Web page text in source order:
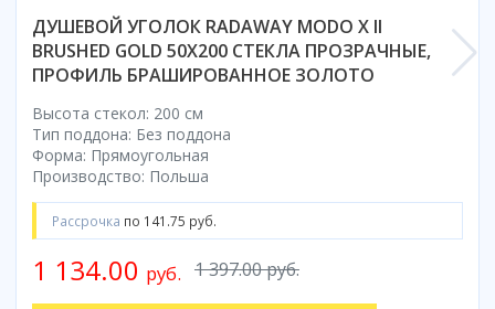
Высота кабины
Высокие
Низкие
200 см
До 200 см
Смотреть все
Комплектующие
Сифоны
Ролики
Скребки
ДУШЕВОЙ УГОЛОК RADAWAY MODO X II
BRUSHED GOLD 50X200 СТЕКЛА ПРОЗРАЧНЫЕ,
ПРОФИЛЬ БРАШИРОВАННОЕ ЗОЛОТО
Высота стекол: 200 см
Тип поддона: Без поддона
Форма: Прямоугольная
Производство: Польша
Рассрочка по 141.75 руб.
1 397.00 руб.
1 134.00 руб.